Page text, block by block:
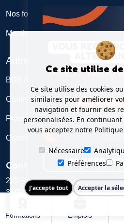
Nos formations
Mentions légales
Autres
BDE Alticome
Contrat de professionnalisation
Présentation de l'école
Contrat d’apprentissage
Contact
255 Rue de Châteaugiron,
35000 Rennes
02 23 44 74 69
Formations Emplois
NOS OFFRES
Ce site utilise
Ce site utilise des cookies
similaires pour améliorer
navigation et fournir des
personnalisées. En
vous acceptez notre
Nécessaire
Préférences
J'accepte tout Accepter la